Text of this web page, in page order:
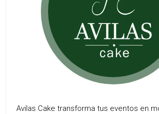
Avilas Cake transforma tus eventos en